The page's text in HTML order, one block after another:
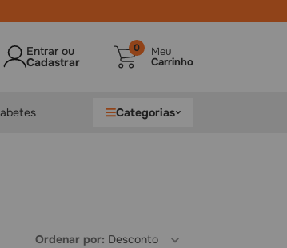
0 Meu
Carrinho
Categorias
Ordenar por Desconto